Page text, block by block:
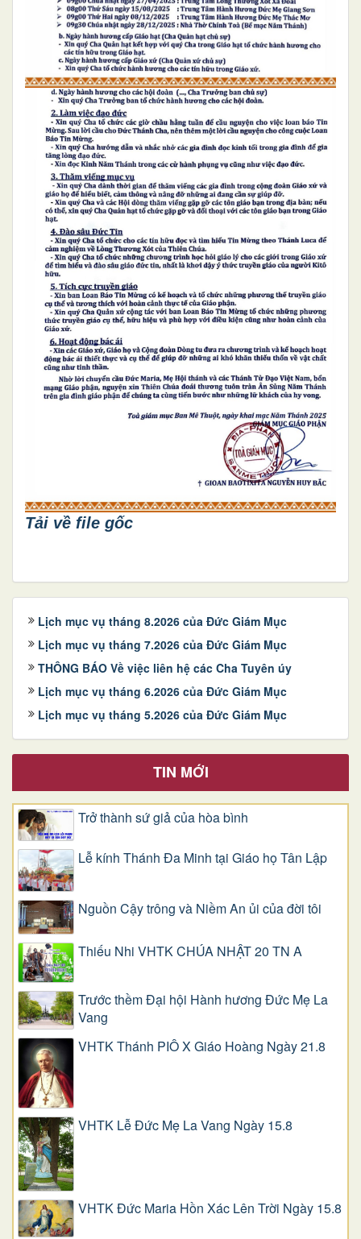
Tải về file gốc
Lịch mục vụ tháng 8.2026 của Đức Giám Mục
Lịch mục vụ tháng 7.2026 của Đức Giám Mục
THÔNG BÁO Về việc liên hệ các Cha Tuyên úy
Lịch mục vụ tháng 6.2026 của Đức Giám Mục
Lịch mục vụ tháng 5.2026 của Đức Giám Mục
TIN MỚI
Trở thành sứ giả của hòa bình
Lễ kính Thánh Đa Minh tại Giáo họ Tân Lập
Nguồn Cậy trông và Niềm An ủi của đời tôi
Thiếu Nhi VHTK CHÚA NHẬT 20 TN A
Trước thềm Đại hội Hành hương Đức Mẹ La
Vang
VHTK Thánh PIÔ X Giáo Hoàng Ngày 21.8
VHTK Lễ Đức Mẹ La Vang Ngày 15.8
VHTK Đức Maria Hồn Xác Lên Trời Ngày 15.8